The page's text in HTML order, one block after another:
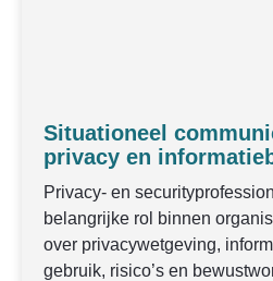
Situationeel
privacy en
Privacy- en
belangrijke rol binnen
over privacywetgeving,
gebruik, risico’s en